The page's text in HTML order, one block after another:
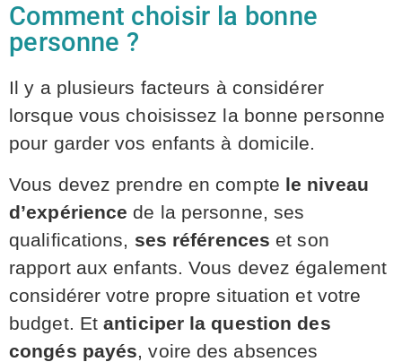
Comment choisir la bonne
personne ?
Il y a plusieurs facteurs à considérer
lorsque vous choisissez la bonne personne
pour garder vos enfants à domicile.
Vous devez prendre en compte le niveau
d’expérience de la personne, ses
qualifications, ses références et son
rapport aux enfants. Vous devez également
considérer votre propre situation et votre
budget. Et anticiper la question des
congés payés, voire des absences